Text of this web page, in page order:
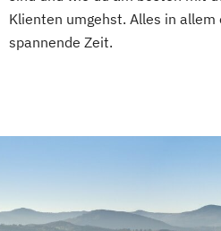
Klienten umgehst. Alles in
spannende Zeit.